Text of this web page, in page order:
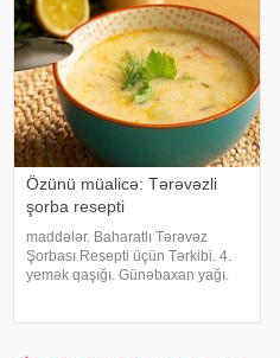
1 q. Toyuq suyu - 150 ml
Özünü müalicə: Tərəvəzli
şorba resepti
maddələr. Baharatlı Tərəvəz
Şorbası Resepti üçün Tərkibi. 4.
yemək qaşığı. Günəbaxan yağı.